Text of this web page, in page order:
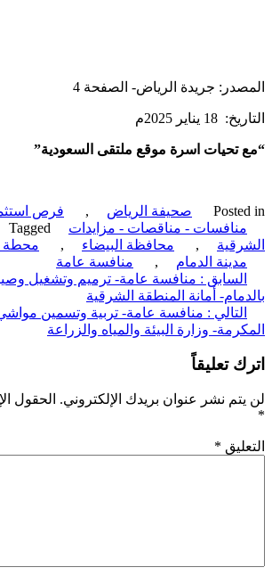
جريدة الرياض- الصفحة 4
2025م
تحيات اسرة موقع ملتقى السعودية”
صحيفة الرياض , فرص استثمارية
- مناقصات - مزايدات
Tagged
, محافظة البيضاء , محطة
الدمام
, منافسة عامة
: منافسة عامة- ترميم وتشغيل وصيانة
أمانة المنطقة الشرقية
:منافسة عامة- تربية وتسمين مواشي
وزارة البيئة والمياه والزراعة
تعليقاً
نشر عنوان بريدك الإلكتروني. الحقول
*